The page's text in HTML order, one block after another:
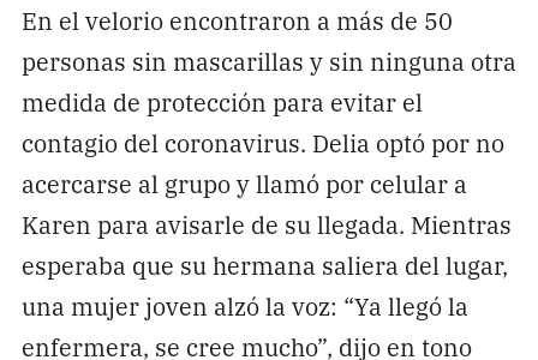
En el velorio encontraron a más de 50
personas sin mascarillas y sin ninguna otra
medida de protección para evitar el
contagio del coronavirus. Delia optó por no
acercarse al grupo y llamó por celular a
Karen para avisarle de su llegada. Mientras
esperaba que su hermana saliera del lugar,
una mujer joven alzó la voz: “Ya llegó la
enfermera, se cree mucho”, dijo en tono